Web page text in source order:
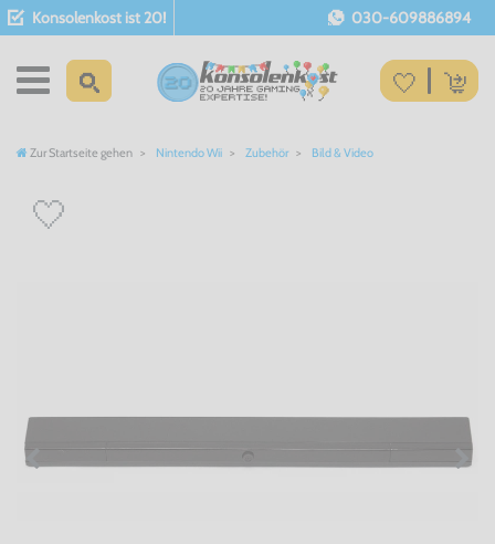
Konsolenkost ist 20! 030-609886894
Zur Startseite gehen Nintendo Wii Zubehör Bild & Video